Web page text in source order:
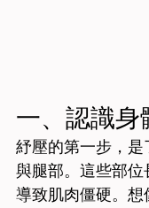
一、認識身
紓壓的第一步，
與腿部。這些部
導致肌肉僵硬。